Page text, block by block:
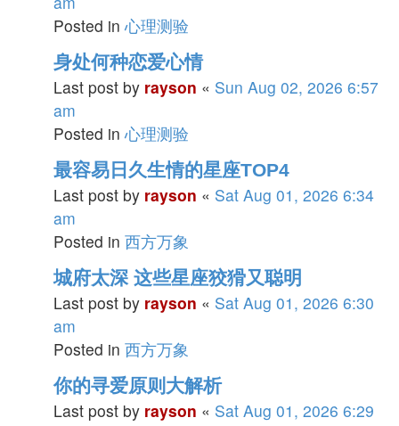
Posted in心理测验
身处何种恋爱心情
Last post by rayson « Sun Aug 02, 2026 6:57
am
Posted in心理测验
最容易日久生情的星座TOP4
Last post by rayson « Sat Aug 01, 2026 6:34
am
Posted in 西方万象
城府太深 这些星座狡猾又聪明
Last post by rayson « Sat Aug 01, 2026 6:30
am
Posted in 西方万象
你的寻爱原则大解析
Last post by rayson « Sat Aug 01, 2026 6:29